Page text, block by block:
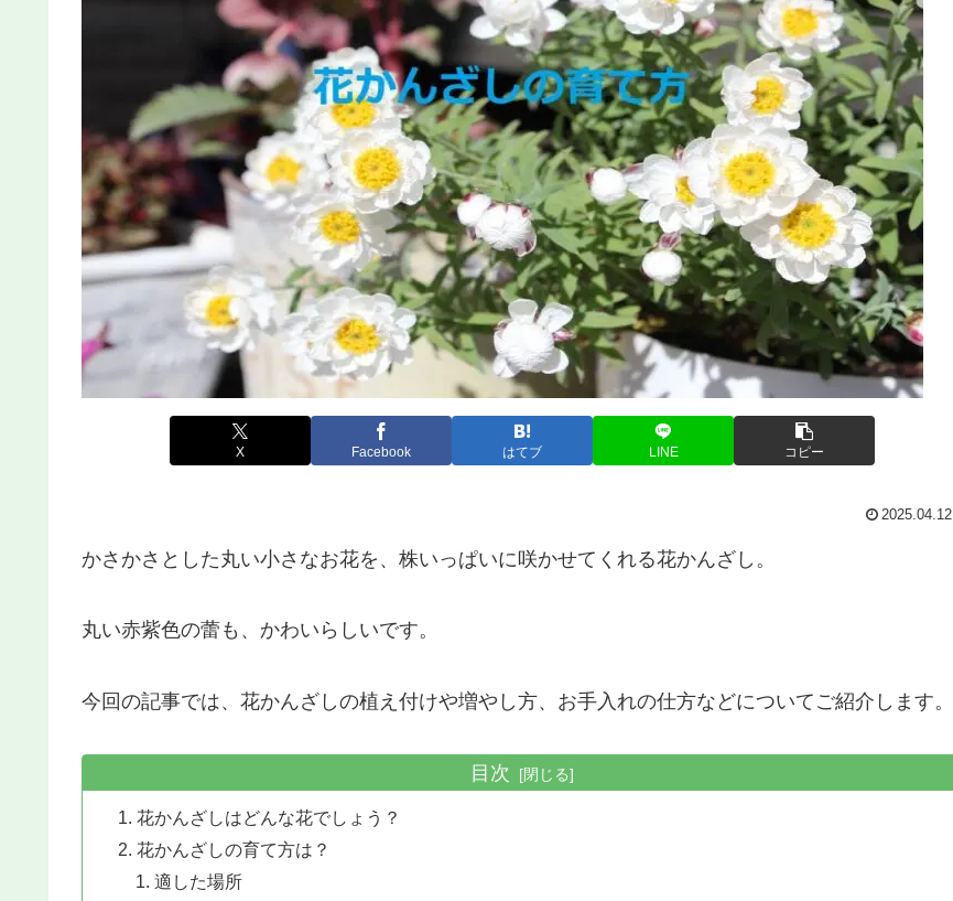
X Facebook はてブ LINE コピー
2025.04.12
かさかさとした丸い小さなお花を、株いっぱいに咲かせてくれる花かんざし。
丸い赤紫色の蕾も、かわいらしいです。
今回の記事では、花かんざしの植え付けや増やし方、お手入れの仕方などについてご紹介します。
目次
花かんざしはどんな花でしょう？
花かんざしの育て方は？
適した場所